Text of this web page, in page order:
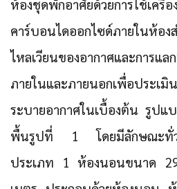
ห้องชุดพักอาศัยด้วยการใช้เครื่
คาร์บอนไดออกไซด์ภายในห้อง
ไหลเวียนของอากาศและการแล
ภายในและภายนอกเพื่อประเมิ
ระบายอากาศในเบื้องต้น รูปแ
พื้นรูปที่ 1 โดยมีลักษณะทั่ว
ประเภท 1 ห้องนอนขนาด